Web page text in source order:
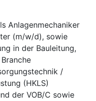
Anlagenmechaniker
(m/w/d), sowie
in der Bauleitung,
/
(HKLS)
der VOB/C sowie